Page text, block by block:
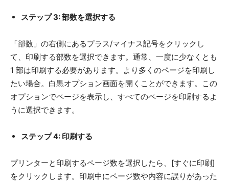
ステップ 3: 部数を選択する
「部数」の右側にあるプラス/マイナス記号をクリックし
て、印刷する部数を選択できます。通常、一度に少なくとも
1 部は印刷する必要があります。より多くのページを印刷し
たい場合。白黒オプション画面を開くことができます。この
オプションでページを表示し、すべてのページを印刷するよ
うに選択できます。
ステップ 4: 印刷する
プリンターと印刷するページ数を選択したら、[すぐに印刷]
をクリックします。印刷中にページ数や内容に誤りがあった